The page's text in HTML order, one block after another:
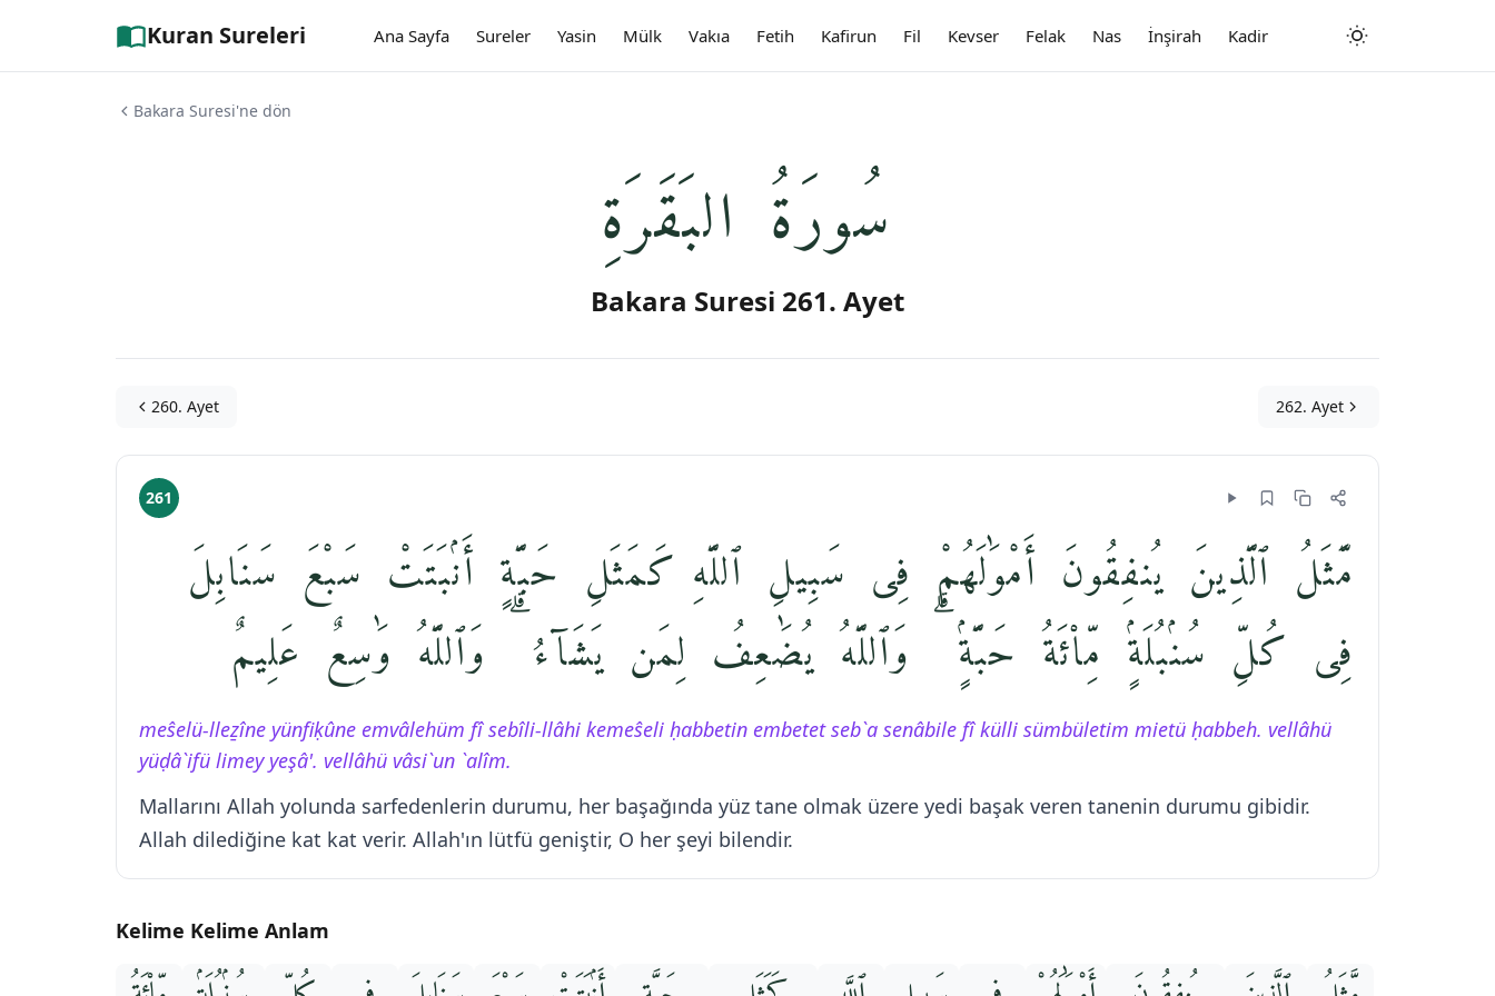
Kuran Sureleri Ana Sayfa Sureler Yasin Mülk Vakıa Fetih Kafirun Fil Kevser Felak Nas İnşirah Kadir
Bakara Suresi'ne dön
سُورَةُ البَقَرَةِ
Bakara Suresi 261. Ayet
260. Ayet 262. Ayet
261
مَّثَلُ ٱلَّذِينَ يُنفِقُونَ أَمْوَٰلَهُمْ فِى سَبِيلِ ٱللَّهِ كَمَثَلِ حَبَّةٍ أَنۢبَتَتْ سَبْعَ سَنَابِلَ
فِى كُلِّ سُنۢبُلَةٍۢ مِّا۟ئَةُ حَبَّةٍۢ ۗ وَٱللَّهُ يُضَٰعِفُ لِمَن يَشَآءُ ۗ وَٱللَّهُ وَٰسِعٌ عَلِيمٌ
meŝelü-lleẕîne yünfiḳûne emvâlehüm fî sebîli-llâhi kemeŝeli ḥabbetin embetet seb`a senâbile fî külli sümbületim mietü ḥabbeh. vellâhü
yüḍâ`ifü limey yeşâ'. vellâhü vâsi`un `alîm.
Mallarını Allah yolunda sarfedenlerin durumu, her başağında yüz tane olmak üzere yedi başak veren tanenin durumu gibidir.
Allah dilediğine kat kat verir. Allah'ın lütfü geniştir, O her şeyi bilendir.
Kelime Kelime Anlam